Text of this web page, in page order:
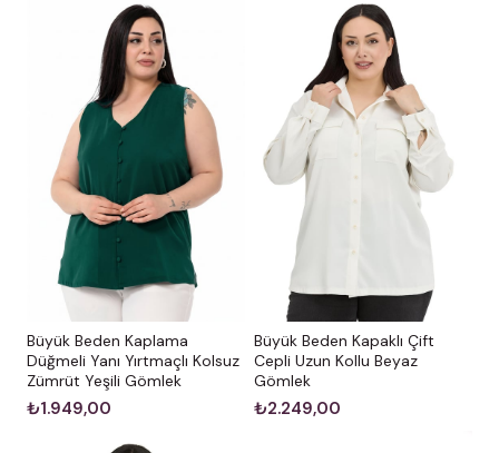
Büyük Beden Kaplama
Düğmeli Yanı Yırtmaçlı Kolsuz
Zümrüt Yeşili Gömlek
₺1.949,00
Büyük Beden Kapaklı Çift
Cepli Uzun Kollu Beyaz
Gömlek
₺2.249,00